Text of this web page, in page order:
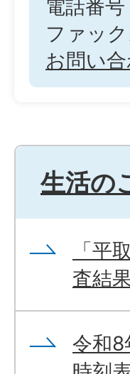
電話番号
ファック
お問い
生活の
「平
査結
令和8